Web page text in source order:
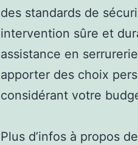
des standards de
intervention sûre et
assistance en
apporter des choix
considérant votre
Plus d’infos à propos de